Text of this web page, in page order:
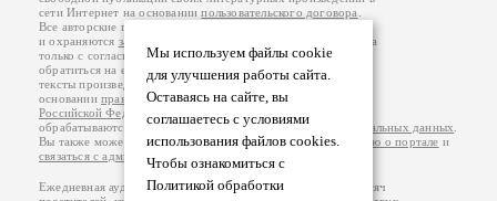
Мы используем файлы cookie
для улучшения работы сайта.
Оставаясь на сайте, вы
соглашаетесь с условиями
использования файлов cookies.
Чтобы ознакомиться с
Политикой обработки
сети Интернет на основаниипользовательского договора
Все авторские права на произведения принадлежат авторам
и охраняются законом
. Перепечатка произведений возможна
только с согласия его автора, к которому вы можете
обратиться на его авторской странице. Ответственность за
тексты произведений авторы несут самостоятельно на
основанииправил публикацииизаконодательства
Российской Федерации
обрабатываются на основанииПолитики обработки персональных данных
Вы также можете посмотреть более подробнуюинформацию о портале и
связаться с администрацией
Ежедневная аудитория портала Стихи.ру – порядка 200 тысяч